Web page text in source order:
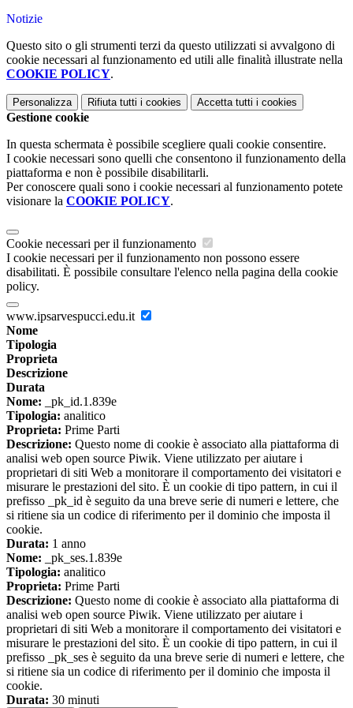
Notizie
Questo sito o gli strumenti terzi da questo utilizzati si avvalgono di
cookie necessari al funzionamento ed utili alle finalità illustrate nella
COOKIE POLICY.
Personalizza Rifiuta tutti i cookies Accetta tutti i cookies
Gestione cookie
In questa schermata è possibile scegliere quali cookie consentire.
I cookie necessari sono quelli che consentono il funzionamento della
piattaforma e non è possibile disabilitarli.
Per conoscere quali sono i cookie necessari al funzionamento potete
visionare la COOKIE POLICY.
Cookie necessari per il funzionamento
I cookie necessari per il funzionamento non possono essere
disabilitati. È possibile consultare l'elenco nella pagina della cookie
policy.
www.ipsarvespucci.edu.it
Nome
Tipologia
Proprieta
Descrizione
Durata
Nome: _pk_id.1.839e
Tipologia: analitico
Proprieta: Prime Parti
Descrizione: Questo nome di cookie è associato alla piattaforma di
analisi web open source Piwik. Viene utilizzato per aiutare i
proprietari di siti Web a monitorare il comportamento dei visitatori e
misurare le prestazioni del sito. È un cookie di tipo pattern, in cui il
prefisso _pk_id è seguito da una breve serie di numeri e lettere, che
si ritiene sia un codice di riferimento per il dominio che imposta il
cookie.
Durata: 1 anno
Nome: _pk_ses.1.839e
Tipologia: analitico
Proprieta: Prime Parti
Descrizione: Questo nome di cookie è associato alla piattaforma di
analisi web open source Piwik. Viene utilizzato per aiutare i
proprietari di siti Web a monitorare il comportamento dei visitatori e
misurare le prestazioni del sito. È un cookie di tipo pattern, in cui il
prefisso _pk_ses è seguito da una breve serie di numeri e lettere, che
si ritiene sia un codice di riferimento per il dominio che imposta il
cookie.
Durata: 30 minuti